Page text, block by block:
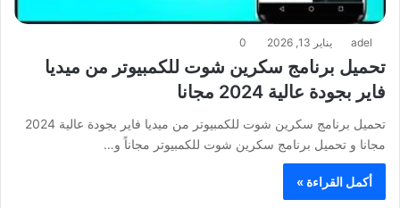
adel يناير 13, 2026 0
تحميل برنامج سكرين شوت للكمبيوتر من ميديا
فاير بجودة عالية 2024 مجانا
تحميل برنامج سكرين شوت للكمبيوتر من ميديا فاير بجودة عالية 2024
مجانا و تحميل برنامج سكرين شوت للكمبيوتر مجاناً و…
أكمل القراءة »